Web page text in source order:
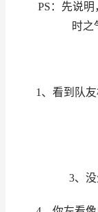
PS：先说
时之
1、看到队
3、